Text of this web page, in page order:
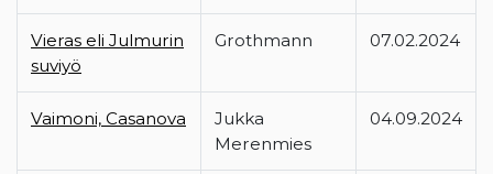
Vieras eli Julmurin
suviyö
Grothmann 07.02.2024
Vaimoni, Casanova
Jukka
Merenmies
04.09.2024